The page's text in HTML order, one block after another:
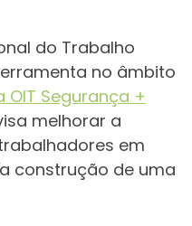
do Trabalho
no âmbito
OIT Segurança +
melhorar a
em
construção de uma